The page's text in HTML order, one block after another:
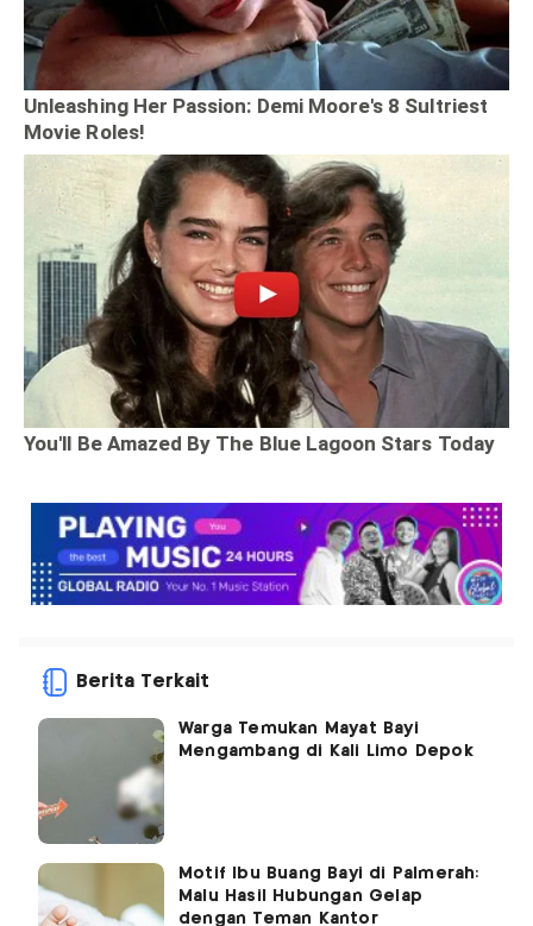
Berita Terkait
Warga Temukan Mayat Bayi
Mengambang di Kali Limo Depok
Motif Ibu Buang Bayi di Palmerah:
Malu Hasil Hubungan Gelap
dengan Teman Kantor